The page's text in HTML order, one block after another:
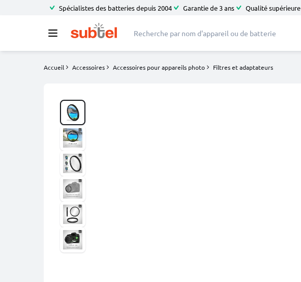
Spécialistes des batteries depuis 2004 Garantie de 3 ans Qualité supérieure
Accueil Accessoires Accessoires pour appareils photo Filtres et adaptateurs